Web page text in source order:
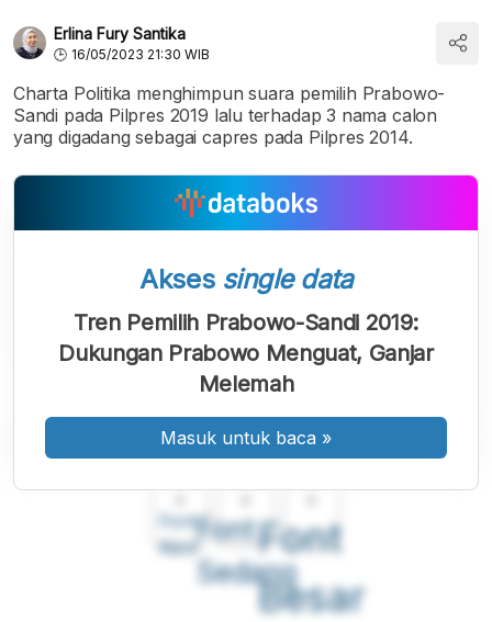
Erlina Fury Santika
16/05/2023 21:30 WIB
Charta Politika menghimpun suara pemilih Prabowo-
Sandi pada Pilpres 2019 lalu terhadap 3 nama calon
yang digadang sebagai capres pada Pilpres 2014.
Font
Kecil
Font
Sedang
Font
Besar
Akses single data
Tren Pemilih Prabowo-Sandi 2019:
Dukungan Prabowo Menguat, Ganjar
Melemah
Masuk untuk baca »